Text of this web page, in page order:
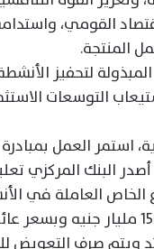
القومي،
المنتجة.
لتحفيز
التوسعات
استمر العمل
في مارس 2023، والتي بموجبها أصدر البنك
الخاص العاملة في
(الصناعية والزراعية) لدعم القطاعات الإنتاجية بشريحة تمويلية بقيمة 150 مليار جنيه
ويتم صرف التعويض